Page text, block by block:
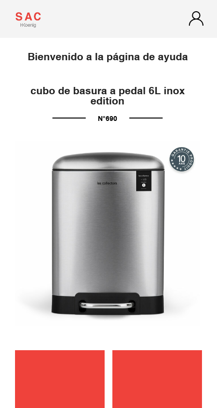
Bienvenido a la página de ayuda
cubo de basura a pedal 6L inox
edition
N°690